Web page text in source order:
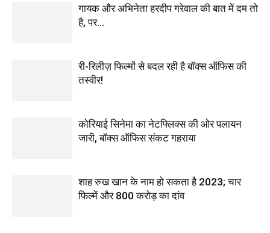
गायक और अभिनेता हरदीप गरेवाल की बात में दम तो
है, पर…
री-रिलीज़ फिल्मों से बदल रही है बॉक्स ऑफिस की
तस्वीर!
कोरियाई सिनेमा का नेटफ्लिक्स की ओर पलायन
जारी, बॉक्स ऑफिस संकट गहराया
शाह रुख खान के नाम हो सकता है 2023; चार
फिल्में और 800 करोड़ का दांव